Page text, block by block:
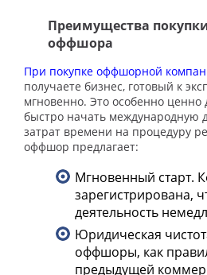
Преимущества
оффшора
При покупке оффшорной
получаете бизнес, готовый к
мгновенно. Это особенно ценно
быстро начать международную
затрат времени на процедуру
оффшор предлагает:
Мгновенный старт.
зарегистрирована,
деятельность
Юридическая
оффшоры, как
предыдущей